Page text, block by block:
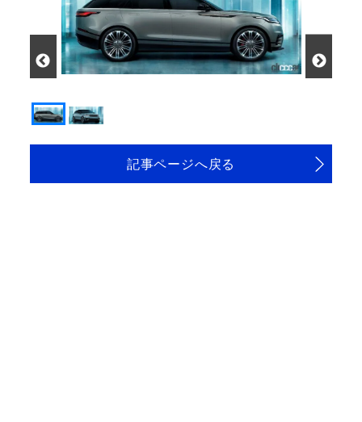
記事ページへ戻る